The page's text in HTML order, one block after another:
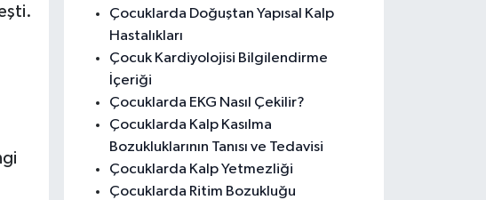
Çocuklarda Doğuştan Yapısal Kalp
Hastalıkları
Çocuk Kardiyolojisi Bilgilendirme
İçeriği
Çocuklarda EKG Nasıl Çekilir?
Çocuklarda Kalp Kasılma
Bozukluklarının Tanısı ve Tedavisi
Çocuklarda Kalp Yetmezliği
Çocuklarda Ritim Bozukluğu